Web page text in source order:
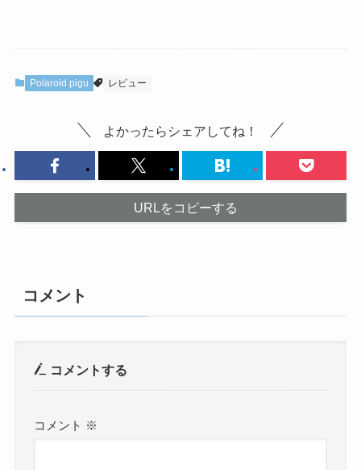
Polaroid pigu レビュー
よかったらシェアしてね！
URLをコピーする
コメント
コメントする
コメント ※